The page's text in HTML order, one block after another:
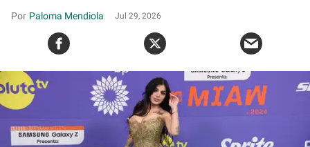
Paloma Mendiola Jul 29, 2026